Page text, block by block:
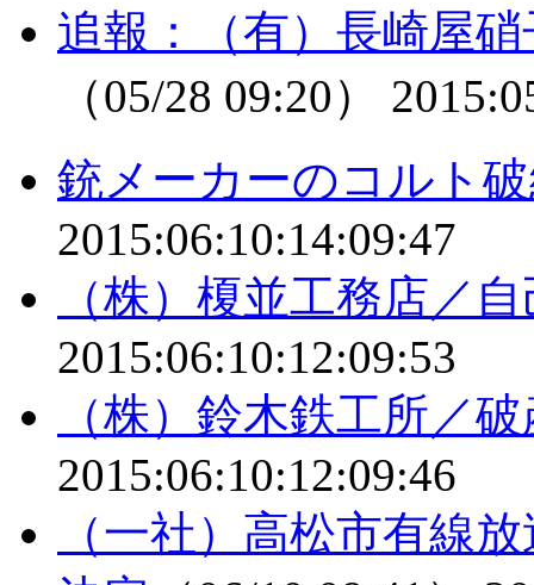
追報：（有）長崎屋
（05/28 09:20）
銃メーカーのコルト
2015:06:10:14:09:47
（株）榎並工務店／
2015:06:10:12:09:53
（株）鈴木鉄工所／
2015:06:10:12:09:46
（一社）高松市有線